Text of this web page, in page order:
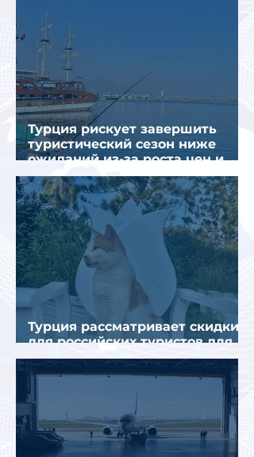
Турция рискует завершить
туристический сезон ниже
ожиданий из-за роста цен и
снижения спроса
Турция рассматривает скидки
для российских туристов для
поддержки спроса